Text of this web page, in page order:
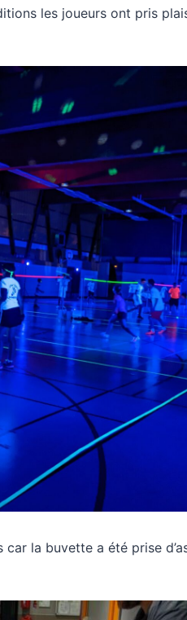
les joueurs ont pris
la buvette a été prise